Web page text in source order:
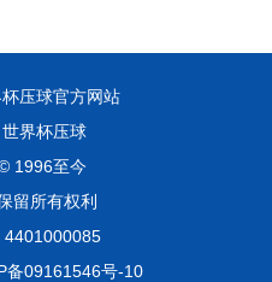
压球官方网站
界杯压球
1996至今
留所有权利
4401000085
备09161546号-10